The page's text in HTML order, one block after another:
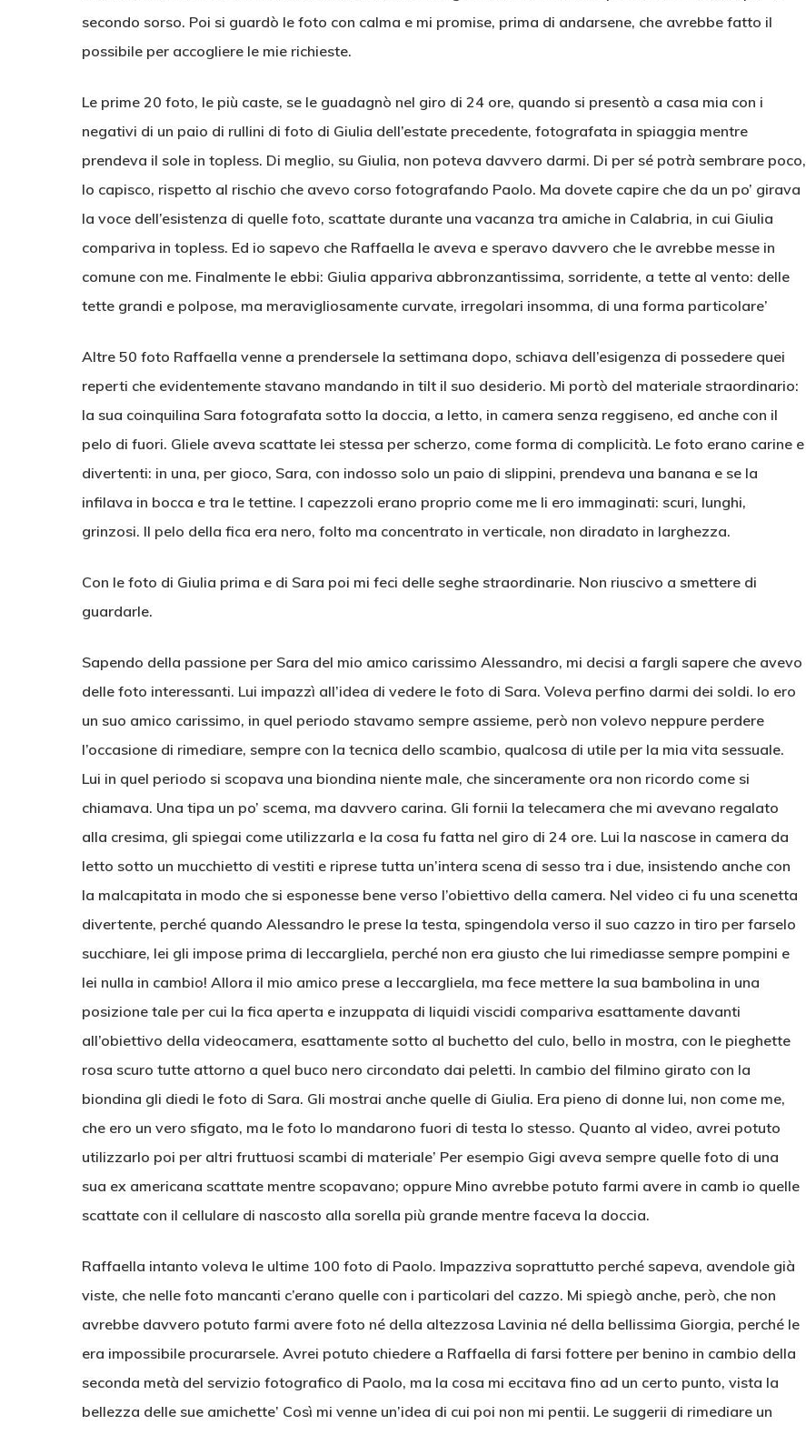
secondo sorso. Poi si guardò le foto con calma e mi promise, prima di andarsene, che avrebbe fatto il
possibile per accogliere le mie richieste.
Le prime 20 foto, le più caste, se le guadagnò nel giro di 24 ore, quando si presentò a casa mia con i
negativi di un paio di rullini di foto di Giulia dell’estate precedente, fotografata in spiaggia mentre
prendeva il sole in topless. Di meglio, su Giulia, non poteva davvero darmi. Di per sé potrà sembrare poco,
lo capisco, rispetto al rischio che avevo corso fotografando Paolo. Ma dovete capire che da un po’ girava
la voce dell’esistenza di quelle foto, scattate durante una vacanza tra amiche in Calabria, in cui Giulia
compariva in topless. Ed io sapevo che Raffaella le aveva e speravo davvero che le avrebbe messe in
comune con me. Finalmente le ebbi: Giulia appariva abbronzantissima, sorridente, a tette al vento: delle
tette grandi e polpose, ma meravigliosamente curvate, irregolari insomma, di una forma particolare’
Altre 50 foto Raffaella venne a prendersele la settimana dopo, schiava dell’esigenza di possedere quei
reperti che evidentemente stavano mandando in tilt il suo desiderio. Mi portò del materiale straordinario:
la sua coinquilina Sara fotografata sotto la doccia, a letto, in camera senza reggiseno, ed anche con il
pelo di fuori. Gliele aveva scattate lei stessa per scherzo, come forma di complicità. Le foto erano carine e
divertenti: in una, per gioco, Sara, con indosso solo un paio di slippini, prendeva una banana e se la
infilava in bocca e tra le tettine. I capezzoli erano proprio come me li ero immaginati: scuri, lunghi,
grinzosi. Il pelo della fica era nero, folto ma concentrato in verticale, non diradato in larghezza.
Con le foto di Giulia prima e di Sara poi mi feci delle seghe straordinarie. Non riuscivo a smettere di
guardarle.
Sapendo della passione per Sara del mio amico carissimo Alessandro, mi decisi a fargli sapere che avevo
delle foto interessanti. Lui impazzì all’idea di vedere le foto di Sara. Voleva perfino darmi dei soldi. Io ero
un suo amico carissimo, in quel periodo stavamo sempre assieme, però non volevo neppure perdere
l’occasione di rimediare, sempre con la tecnica dello scambio, qualcosa di utile per la mia vita sessuale.
Lui in quel periodo si scopava una biondina niente male, che sinceramente ora non ricordo come si
chiamava. Una tipa un po’ scema, ma davvero carina. Gli fornii la telecamera che mi avevano regalato
alla cresima, gli spiegai come utilizzarla e la cosa fu fatta nel giro di 24 ore. Lui la nascose in camera da
letto sotto un mucchietto di vestiti e riprese tutta un’intera scena di sesso tra i due, insistendo anche con
la malcapitata in modo che si esponesse bene verso l’obiettivo della camera. Nel video ci fu una scenetta
divertente, perché quando Alessandro le prese la testa, spingendola verso il suo cazzo in tiro per farselo
succhiare, lei gli impose prima di leccargliela, perché non era giusto che lui rimediasse sempre pompini e
lei nulla in cambio! Allora il mio amico prese a leccargliela, ma fece mettere la sua bambolina in una
posizione tale per cui la fica aperta e inzuppata di liquidi viscidi compariva esattamente davanti
all’obiettivo della videocamera, esattamente sotto al buchetto del culo, bello in mostra, con le pieghette
rosa scuro tutte attorno a quel buco nero circondato dai peletti. In cambio del filmino girato con la
biondina gli diedi le foto di Sara. Gli mostrai anche quelle di Giulia. Era pieno di donne lui, non come me,
che ero un vero sfigato, ma le foto lo mandarono fuori di testa lo stesso. Quanto al video, avrei potuto
utilizzarlo poi per altri fruttuosi scambi di materiale’ Per esempio Gigi aveva sempre quelle foto di una
sua ex americana scattate mentre scopavano; oppure Mino avrebbe potuto farmi avere in camb io quelle
scattate con il cellulare di nascosto alla sorella più grande mentre faceva la doccia.
Raffaella intanto voleva le ultime 100 foto di Paolo. Impazziva soprattutto perché sapeva, avendole già
viste, che nelle foto mancanti c’erano quelle con i particolari del cazzo. Mi spiegò anche, però, che non
avrebbe davvero potuto farmi avere foto né della altezzosa Lavinia né della bellissima Giorgia, perché le
era impossibile procurarsele. Avrei potuto chiedere a Raffaella di farsi fottere per benino in cambio della
seconda metà del servizio fotografico di Paolo, ma la cosa mi eccitava fino ad un certo punto, vista la
bellezza delle sue amichette’ Così mi venne un’idea di cui poi non mi pentii. Le suggerii di rimediare un